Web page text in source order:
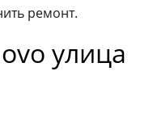
ремонт.
улица